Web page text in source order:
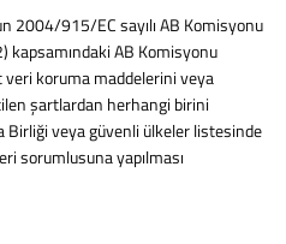
2004/915/EC sayılı AB Komisyonu
kapsamındaki AB Komisyonu
koruma maddelerini veya
şartlardan herhangi birini
Birliği veya güvenli ülkeler listesinde
sorumlusuna yapılması